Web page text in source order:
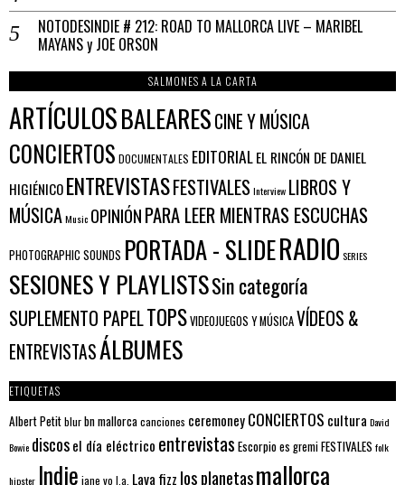
NOTODESINDIE # 212: ROAD TO MALLORCA LIVE – MARIBEL
MAYANS y JOE ORSON
SALMONES A LA CARTA
ARTÍCULOSBALEARESCINE Y MÚSICA
CONCIERTOS DOCUMENTALES EDITORIALEL RINCÓN DE DANIEL
HIGIÉNICOENTREVISTASFESTIVALESInterview LIBROS Y
MÚSICAMusic OPINIÓNPARA LEER MIENTRAS ESCUCHAS
PHOTOGRAPHIC SOUNDS PORTADA - SLIDERADIO SERIES
SESIONES Y PLAYLISTSSin categoría
SUPLEMENTO PAPELTOPSVIDEOJUEGOS Y MÚSICAVÍDEOS &
ENTREVISTASÁLBUMES
ETIQUETAS
Albert Petitblurbn mallorcacanciones ceremoneyCONCIERTOS cultura David
Bowie discosel día eléctrico entrevistas Escorpioes gremiFESTIVALES folk
hipster Indie jane yo l.a. Lava fizz los planetasmallorca